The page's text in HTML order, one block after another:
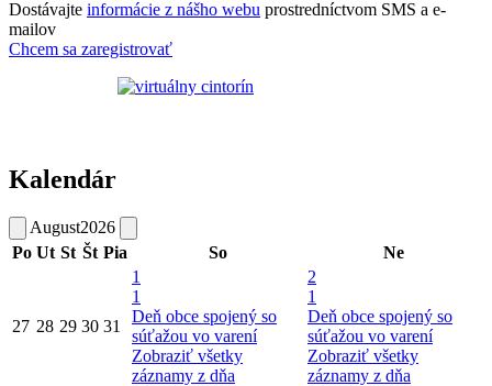
Dostávajte informácie z nášho webu prostredníctvom SMS a e-
mailov
Chcem sa zaregistrovať
Kalendár
August2026
Po Ut St Št Pia So Ne
27 28 29 30 31
1
1
Deň obce spojený so
súťažou vo varení
Zobraziť všetky
záznamy z dňa
2
1
Deň obce spojený so
súťažou vo varení
Zobraziť všetky
záznamy z dňa